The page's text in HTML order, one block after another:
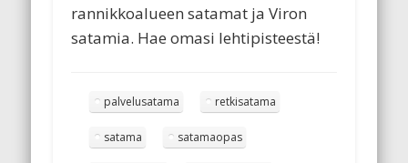
rannikkoalueen satamat ja Viron
satamia. Hae omasi lehtipisteestä!
palvelusatama retkisatama
satama satamaopas